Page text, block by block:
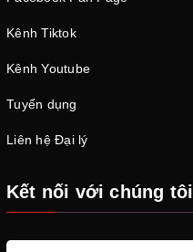
Kênh Tiktok
Kênh Youtube
Tuyển dụng
Liên hệ Đại lý
Kết nối với chúng tôi